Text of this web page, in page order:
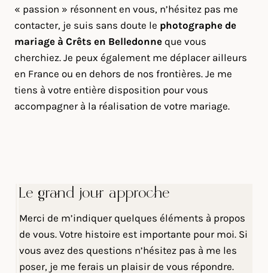
« passion » résonnent en vous, n’hésitez pas me
contacter, je suis sans doute le photographe de
mariage à Crêts en Belledonne que vous
cherchiez. Je peux également me déplacer ailleurs
en France ou en dehors de nos frontières. Je me
tiens à votre entière disposition pour vous
accompagner à la réalisation de votre mariage.
Le grand jour approche
Merci de m’indiquer quelques éléments à propos
de vous. Votre histoire est importante pour moi. Si
vous avez des questions n’hésitez pas à me les
poser, je me ferais un plaisir de vous répondre.